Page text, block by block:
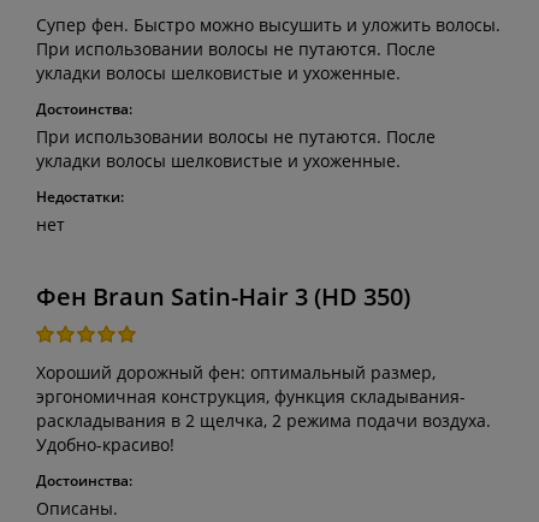
Супер фен. Быстро можно высушить и уложить волосы.
При использовании волосы не путаются. После
укладки волосы шелковистые и ухоженные.
Достоинства:
При использовании волосы не путаются. После
укладки волосы шелковистые и ухоженные.
Недостатки:
нет
Фен Braun Satin-Hair 3 (HD 350)
Хороший дорожный фен: оптимальный размер,
эргономичная конструкция, функция складывания-
раскладывания в 2 щелчка, 2 режима подачи воздуха.
Удобно-красиво!
Достоинства:
Описаны.